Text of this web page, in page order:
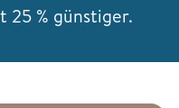
25 % günstiger.